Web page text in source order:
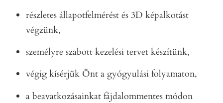
részletes állapotfelmérést és 3D képalkotást
végzünk,
személyre szabott kezelési tervet készítünk,
végig kísérjük Önt a gyógyulási folyamaton,
a beavatkozásainkat fájdalommentes módon